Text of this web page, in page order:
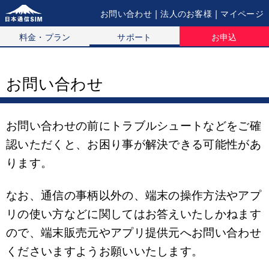
お問い合わせ | 法人のお客様 | マイページ
料金・プラン
サポート お申込
お問い合わせ
お問い合わせの前にトラブルシュートなどをご確
認いただくと、お困り事が解決できる可能性があ
ります。
なお、通信の事柄以外の、端末の操作方法やアプ
リの使い方などに関してはお答えいたしかねます
ので、端末販売元やアプリ提供元へお問い合わせ
くださいますようお願いいたします。